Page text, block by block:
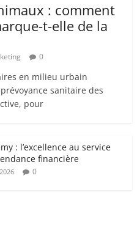
: comment
t-elle de la
0
en milieu urbain
sanitaire des
pour
: l’excellence au service
financière
0